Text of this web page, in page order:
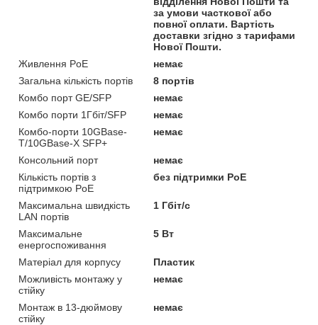
за умови часткової або
повної оплати. Вартість
доставки згідно з тарифами
Нової Пошти.
Живлення PoE
немає
Загальна кількість портів
8 портів
Комбо порт GE/SFP
немає
Комбо порти 1Гбіт/SFP
немає
Комбо-порти 10GBase-
T/10GBase-X SFP+
немає
Консольний порт
немає
Кількість портів з
підтримкою PoE
без підтримки PoE
Максимальна швидкість
LAN портів
1 Гбіт/с
Максимальне
енергоспоживання
5 Вт
Матеріал для корпусу
Пластик
Можливість монтажу у
стійку
немає
Монтаж в 13-дюймову
стійку
немає